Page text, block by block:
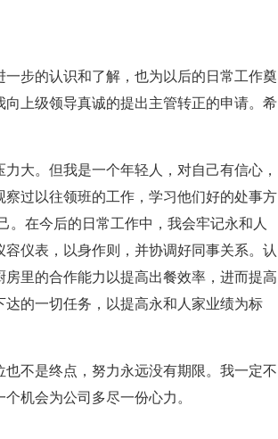
步的认识和了解，也为以后的日常工作奠
上级领导真诚的提出主管转正的申请。希
。但我是一个年轻人，对自己有信心，
过以往领班的工作，学习他们好的处事方
。在今后的日常工作中，我会牢记永和人
仪表，以身作则，并协调好同事关系。认
里的合作能力以提高出餐效率，进而提高
的一切任务，以提高永和人家业绩为标
不是终点，努力永远没有期限。我一定不
机会为公司多尽一份心力。